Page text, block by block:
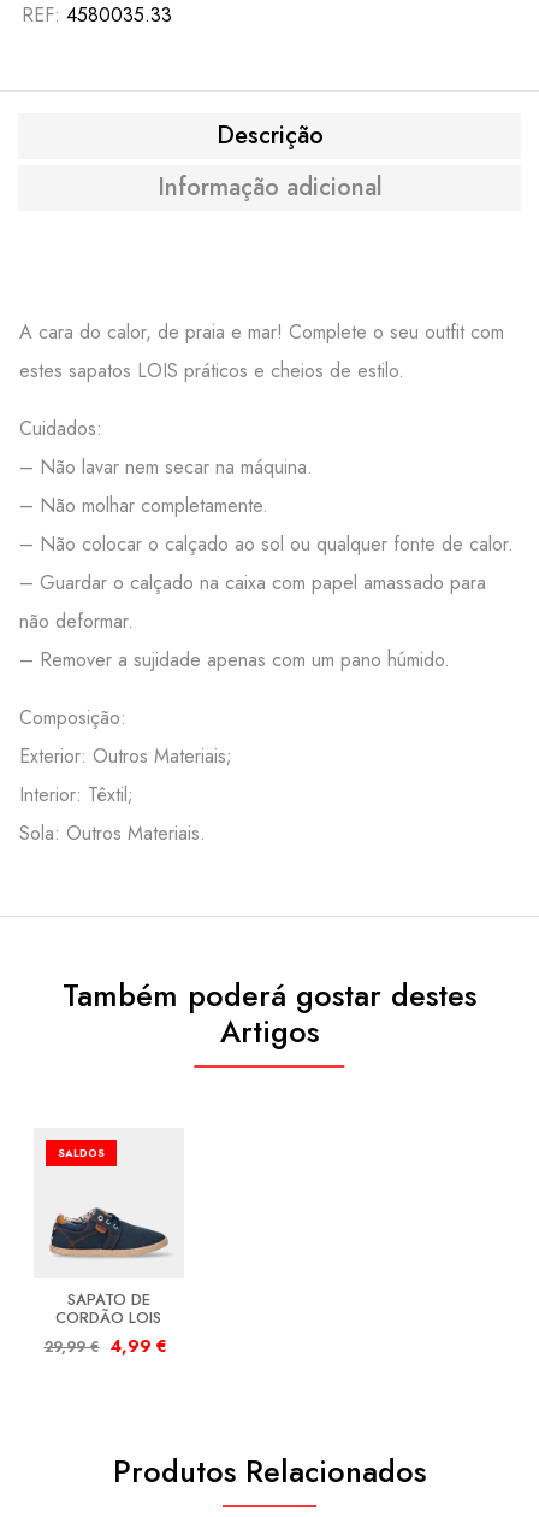
REF: 4580035.33
Descrição
Informação adicional
A cara do calor, de praia e mar! Complete o seu outfit com
estes sapatos LOIS práticos e cheios de estilo.
Cuidados:
– Não lavar nem secar na máquina.
– Não molhar completamente.
– Não colocar o calçado ao sol ou qualquer fonte de calor.
– Guardar o calçado na caixa com papel amassado para
não deformar.
– Remover a sujidade apenas com um pano húmido.
Composição:
Exterior: Outros Materiais;
Interior: Têxtil;
Sola: Outros Materiais.
Também poderá gostar destes
Artigos
SALDOS
SAPATO DE
CORDÃO LOIS
29,99€ 4,99 €
Produtos Relacionados